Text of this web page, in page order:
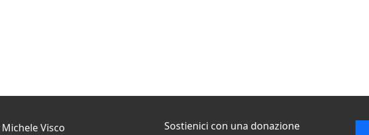
Visco Sostienici con una donazione